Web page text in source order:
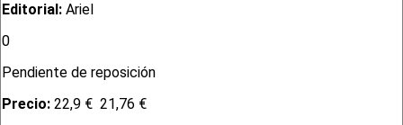
Editorial: Ariel
0
Pendiente de reposición
Precio: 22,9 € 21,76 €